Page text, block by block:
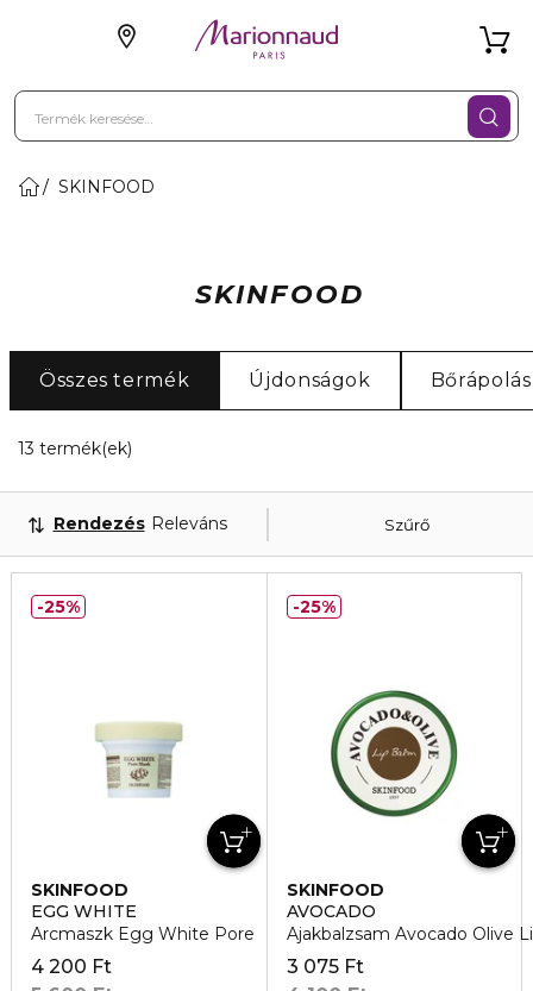
SKINFOOD
SKINFOOD
Összes termék Újdonságok Bőrápolás
13 termék(ek)
Szűrő
Rendezés Releváns
SKINFOOD
EGG WHITE
Arcmaszk Egg White Pore
4 200 Ft
25%
SKINFOOD
AVOCADO
Ajakbalzsam Avocado Olive
3 075 Ft
25%